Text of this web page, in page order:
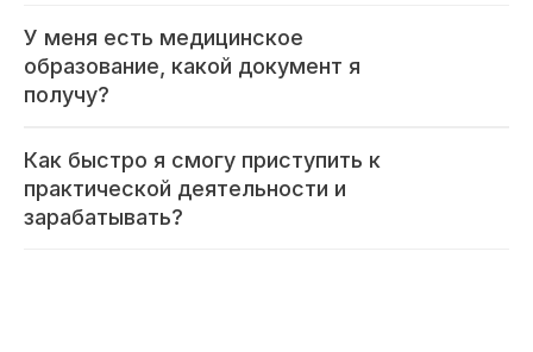
У меня есть медицинское
образование, какой документ я
получу?
Как быстро я смогу приступить к
практической деятельности и
зарабатывать?